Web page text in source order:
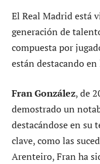
El Real Madrid está
generación de
compuesta por
están destacando en
Fran González, de
demostrado un
destacándose en su
clave, como las
Arenteiro, Fran ha